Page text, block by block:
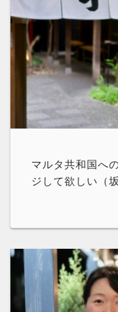
マルタ共和国へ
ジして欲しい（